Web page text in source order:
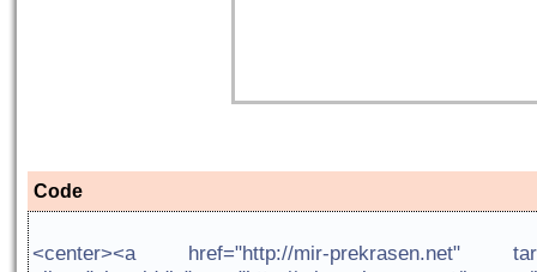
Code
<center><a href="http://mir-prekrasen.net"